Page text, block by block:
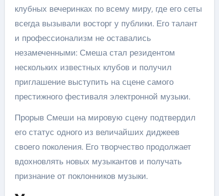
клубных вечеринках по всему миру, где его сеты
всегда вызывали восторг у публики. Его талант
и профессионализм не оставались
незамеченными: Смеша стал резидентом
нескольких известных клубов и получил
приглашение выступить на сцене самого
престижного фестиваля электронной музыки.
Прорыв Смеши на мировую сцену подтвердил
его статус одного из величайших диджеев
своего поколения. Его творчество продолжает
вдохновлять новых музыкантов и получать
признание от поклонников музыки.